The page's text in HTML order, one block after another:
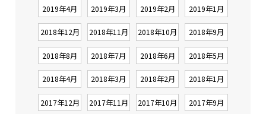
2019年4月 2019年3月 2019年2月 2019年1月
2018年12月 2018年11月 2018年10月 2018年9月
2018年8月 2018年7月 2018年6月 2018年5月
2018年4月 2018年3月 2018年2月 2018年1月
2017年12月 2017年11月 2017年10月 2017年9月